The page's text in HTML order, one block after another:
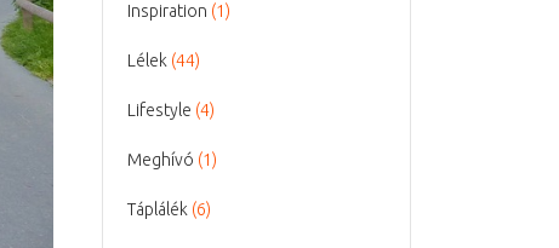
Inspiration (1)
Lélek (44)
Lifestyle (4)
Meghívó (1)
Táplálék (6)